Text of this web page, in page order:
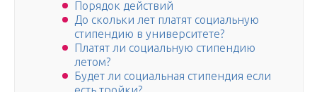
Порядок действий
До скольки лет платят социальную
стипендию в университете?
Платят ли социальную стипендию
летом?
Будет ли социальная стипендия если